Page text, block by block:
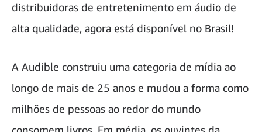
distribuidoras de entretenimento em áudio de
alta qualidade, agora está disponível no Brasil!
A Audible construiu uma categoria de mídia ao
longo de mais de 25 anos e mudou a forma como
milhões de pessoas ao redor do mundo